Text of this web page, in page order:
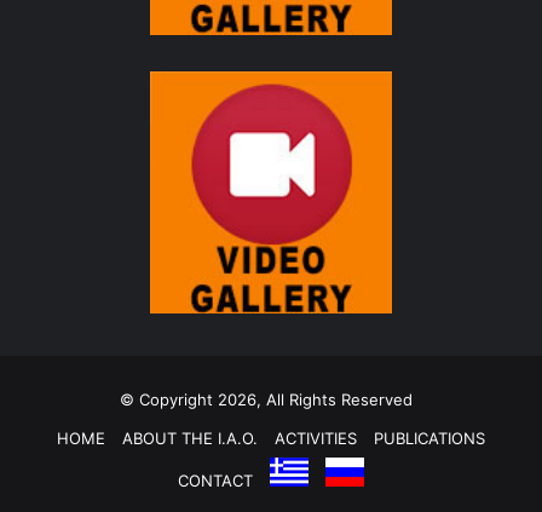
© Copyright 2026, All Rights Reserved
HOME
ABOUT THE I.A.O. ACTIVITIES PUBLICATIONS
CONTACT